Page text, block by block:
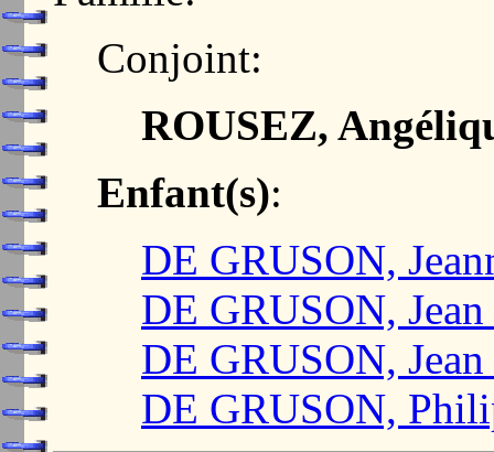
Conjoint:
ROUSEZ,
Enfant(s):
DE GRUSON,
DE GRUSON,
DE GRUSON,
DE GRUSON,